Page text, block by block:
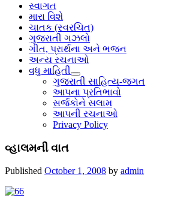
સ્વાગત
મારા વિશે
ચાતક (સ્વરચિત)
ગુજરાતી ગઝલો
ગીત, પ્રાર્થના અને ભજન
અન્ય રચનાઓ
વધુ માહિતી
open
dropdown
menu
ગુજરાતી સાહિત્ય-જગત
આપના પ્રતિભાવો
સર્જકોને સલામ
આપની રચનાઓ
Privacy Policy
વ્હાલમની વાત
Published October 1, 2008 by admin